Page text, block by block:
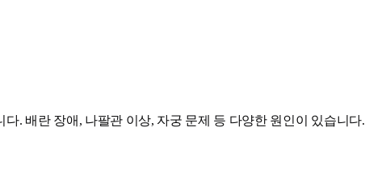
. 배란 장애, 나팔관 이상, 자궁 문제 등 다양한 원인이 있습니다.